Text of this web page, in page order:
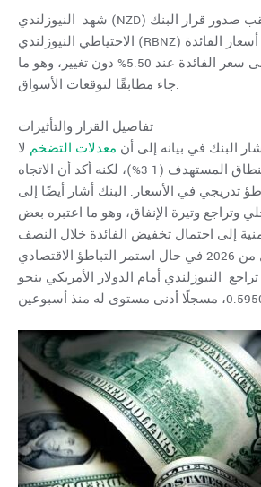
شهد النيوزلندي (NZD) تراجعًا واضحًا اليوم عقب صدور قرار البنك
حيث أبقى البنك على سعر الفائدة عند 5.50% دون تغيير، وهو ما
جاء مطابقًا لتوقعات الأسواق.
تفاصيل القرار والتأثيرات
البنك في بيانه إلى أن معدلات التضخم لا
(1-3%)، لكنه أكد أن الاتجاه
تدريجي في الأسعار. البنك أشار أيضًا إلى
وتيرة الإنفاق، وهو ما اعتبره بعض
إلى احتمال تخفيض الفائدة خلال النصف
النيوزلندي أمام الدولار الأمريكي بنحو